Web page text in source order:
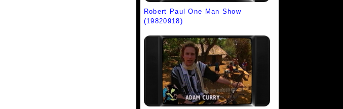
Robert Paul One Man Show
(19820918)